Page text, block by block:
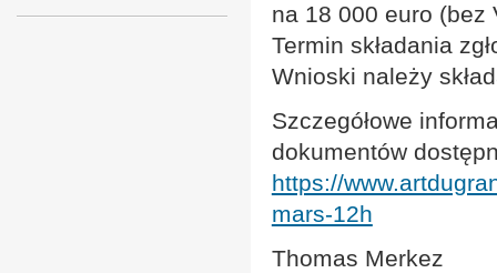
na 18 000 euro (bez
Termin składania
Wnioski należy
Szczegółowe
dokumentów
https://
mars-12h
Thomas Merkez